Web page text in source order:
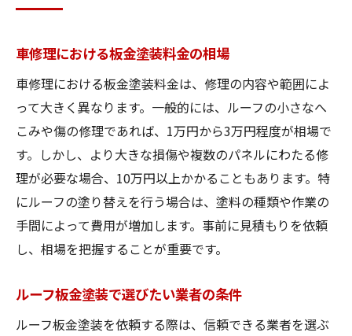
車修理における板金塗装料金の相場
車修理における板金塗装料金は、修理の内容や範囲によ
って大きく異なります。一般的には、ルーフの小さなへ
こみや傷の修理であれば、1万円から3万円程度が相場で
す。しかし、より大きな損傷や複数のパネルにわたる修
理が必要な場合、10万円以上かかることもあります。特
にルーフの塗り替えを行う場合は、塗料の種類や作業の
手間によって費用が増加します。事前に見積もりを依頼
し、相場を把握することが重要です。
ルーフ板金塗装で選びたい業者の条件
ルーフ板金塗装を依頼する際は、信頼できる業者を選ぶ